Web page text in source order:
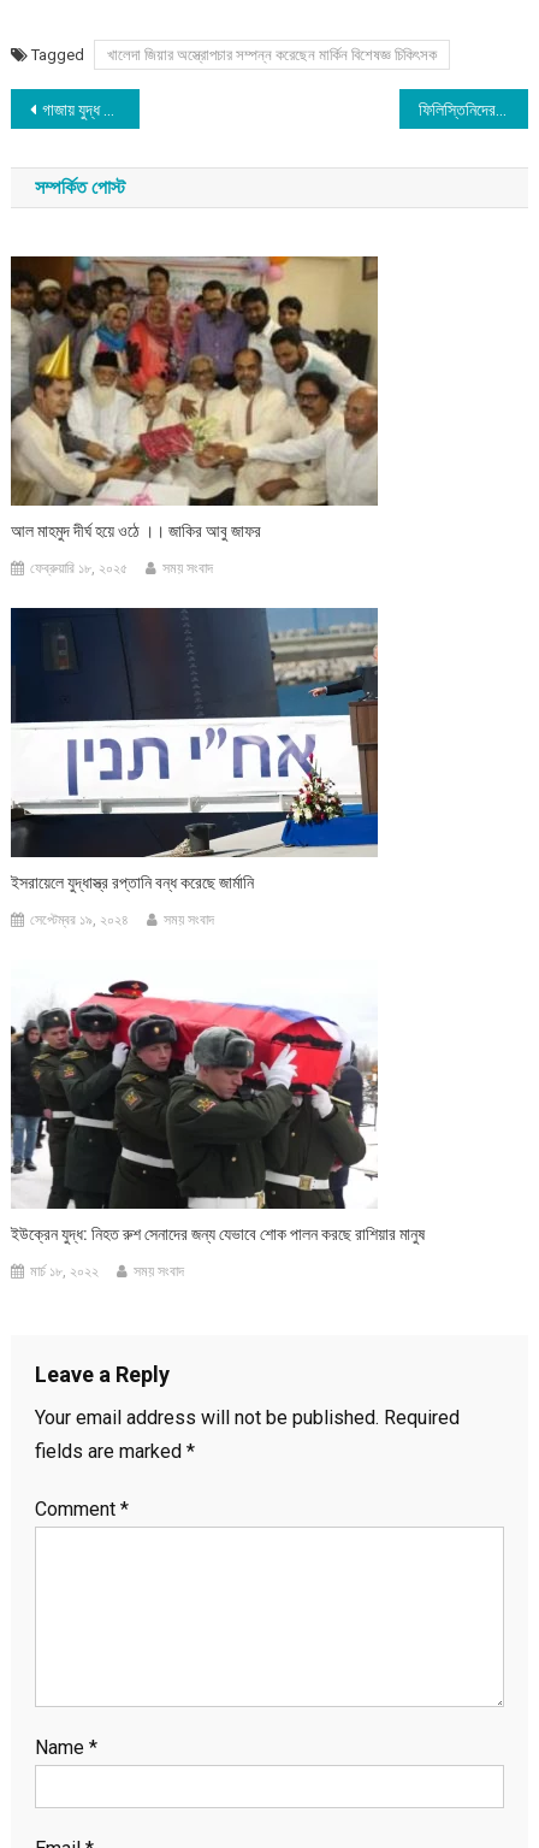
Tagged খালেদা জিয়ার অস্ত্রোপচার সম্পন্ন করেছেন মার্কিন বিশেষজ্ঞ চিকিৎসক
Post
navigation
গাজায় যুদ্ধ বিরতির আহ্বান জানিয়েছে ইউরোপীয় ইউনিয়ন ফিলিস্তিনিদের জোরপূর্বক বাস্তুচ্যুত করা যুদ্ধাপরাধ হিসেবে গণ্য: সৌদিসহ ১০টি আরব রাষ্ট্র
সম্পর্কিত পোস্ট
আল মাহমুদ দীর্ঘ হয়ে ওঠে ।। জাকির আবু জাফর
ফেব্রুয়ারি ১৮, ২০২৫ সময় সংবাদ
ইসরায়েলে যুদ্ধাস্ত্র রপ্তানি বন্ধ করেছে জার্মানি
সেপ্টেম্বর ১৯, ২০২৪ সময় সংবাদ
ইউক্রেন যুদ্ধ: নিহত রুশ সেনাদের জন্য যেভাবে শোক পালন করছে রাশিয়ার মানুষ
মার্চ ১৮, ২০২২ সময় সংবাদ
Leave a Reply
Your email address will not be published. Required
fields are marked *
Comment *
Name *